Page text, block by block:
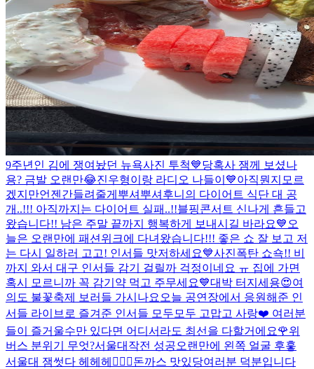
9주년인 김에 쟁여놨던 뉴욕사진 투척💙당혹사 잼께 보셨나
용? 금발 오랜만😂진우형이랑 라디오 나들이💙아직뭔지모르
겠지만언젠간들려줄게 뿌셔뿌셔 후니의 다이어트 식단 대 공
개..!!! 아직까지는 다이어트 실패..!!블핑콘서트 신나게 흔들고
왔습니다!! 남은 주말 끝까지 행복하게 보내시길 바라요💙 오
늘은 오랜만에 패션위크에 다녀왔습니다!!! 좋은 쇼 잘 보고 저
는 다시 일하러 고고! 인서들 맛저하세요💙사진폭탄 쇼쇽!! 비
까지 와서 대구 인서들 감기 걸릴까 걱정이네요 ㅠ 집에 가면
혹시 모르니까 꼭 감기약 먹고 주무세요💙대박 터지세용😍여
의도 불꽃축제 보러들 가시나요 오늘 공연장에서 응원해준 인
서들 라이브로 즐겨준 인서들 모두모두 고맙고 사랑❤️ 여러분
들이 즐거울수만 있다면 어디서라도 최선을 다할거에요🌹위
버스 분위기 무엇?서울대작전 성공오랜만에 왼쪽 얼굴 후훟
서울대 잼썻다 헤헤헤👍🏻 😭돈까스 맛있당여러분 덕분입니다